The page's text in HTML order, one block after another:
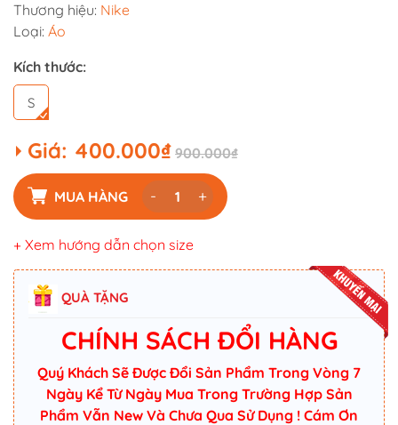
Thương hiệu: Nike
Loại: Áo
Kích thước:
S
Giá: 400.000₫ 900.000₫
MUA HÀNG - +
+ Xem hướng dẫn chọn size
QUÀ TẶNG
CHÍNH SÁCH ĐỔI HÀNG
Quý Khách Sẽ Được Đổi Sản Phẩm Trong Vòng 7
Ngày Kể Từ Ngày Mua Trong Trường Hợp Sản
Phẩm Vẫn New Và Chưa Qua Sử Dụng ! Cám Ơn